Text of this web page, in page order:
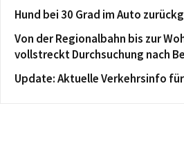
Hund bei 30 Grad im Auto
Von der Regionalbahn bis zur
vollstreckt Durchsuchung nach
Update: Aktuelle Verkehrsinfo